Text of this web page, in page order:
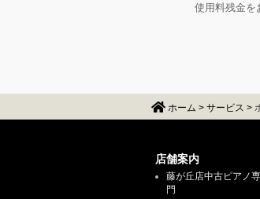
使用料残金を
ホーム > サービス >
店舗案内
藤が丘店中古ピアノ専
門